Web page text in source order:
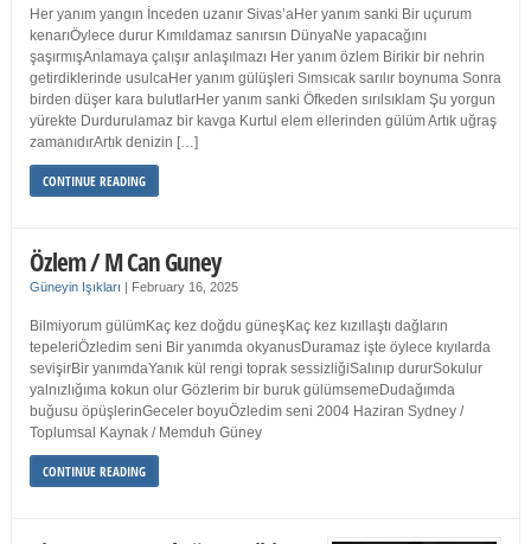
Her yanım yangın İnceden uzanır Sivas’aHer yanım sanki Bir uçurum
kenarıÖylece durur Kımıldamaz sanırsın DünyaNe yapacağını
şaşırmışAnlamaya çalışır anlaşılmazı Her yanım özlem Birikir bir nehrin
getirdiklerinde usulcaHer yanım gülüşleri Sımsıcak sarılır boynuma Sonra
birden düşer kara bulutlarHer yanım sanki Öfkeden sırılsıklam Şu yorgun
yürekte Durdurulamaz bir kavga Kurtul elem ellerinden gülüm Artık uğraş
zamanıdırArtık denizin […]
CONTINUE READING
Özlem / M Can Guney
Güneyin Işıkları | February 16, 2025
Bilmiyorum gülümKaç kez doğdu güneşKaç kez kızıllaştı dağların
tepeleriÖzledim seni Bir yanımda okyanusDuramaz işte öylece kıyılarda
sevişirBir yanımdaYanık kül rengi toprak sessizliğiSalınıp dururSokulur
yalnızlığıma kokun olur Gözlerim bir buruk gülümsemeDudağımda
buğusu öpüşlerinGeceler boyuÖzledim seni 2004 Haziran Sydney /
Toplumsal Kaynak / Memduh Güney
CONTINUE READING